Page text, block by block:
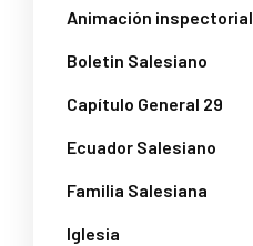
Animación inspectorial
Boletin Salesiano
Capítulo General 29
Ecuador Salesiano
Familia Salesiana
Iglesia